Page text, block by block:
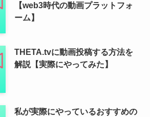
【web3時代の動画プラットフォ
ーム】
THETA.tvに動画投稿する方法を
解説【実際にやってみた】
私が実際にやっているおすすめの